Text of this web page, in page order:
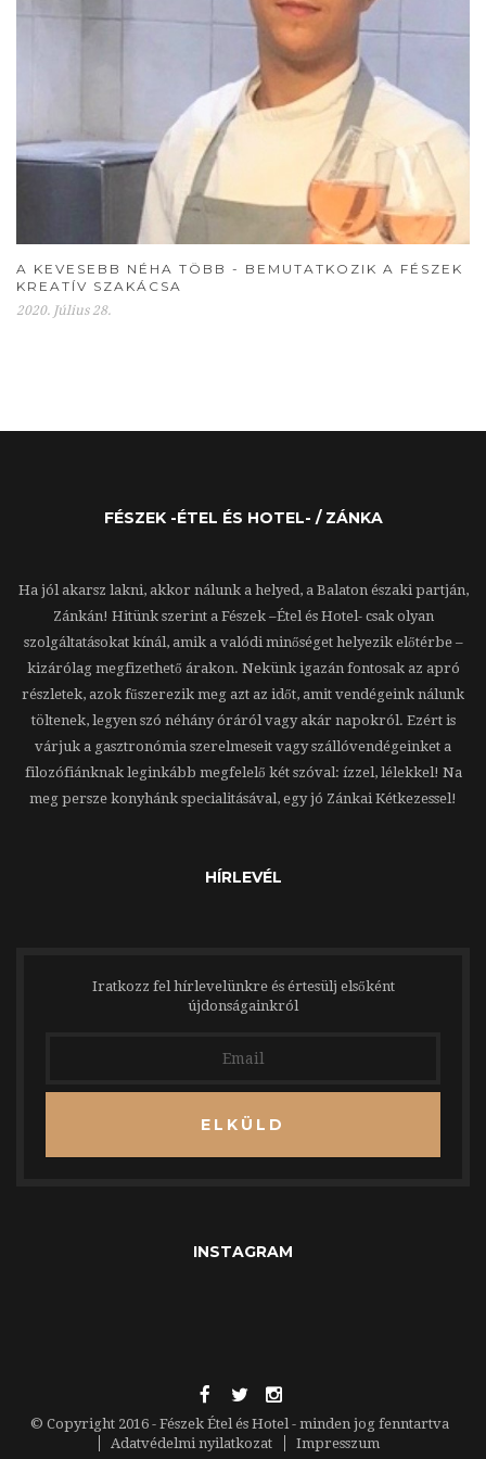
A KEVESEBB NÉHA TÖBB - BEMUTATKOZIK A FÉSZEK
KREATÍV SZAKÁCSA
2020. Július 28.
FÉSZEK -ÉTEL ÉS HOTEL- / ZÁNKA
Ha jól akarsz lakni, akkor nálunk a helyed, a Balaton északi partján,
Zánkán! Hitünk szerint a Fészek –Étel és Hotel- csak olyan
szolgáltatásokat kínál, amik a valódi minőséget helyezik előtérbe –
kizárólag megfizethető árakon. Nekünk igazán fontosak az apró
részletek, azok fűszerezik meg azt az időt, amit vendégeink nálunk
töltenek, legyen szó néhány óráról vagy akár napokról. Ezért is
várjuk a gasztronómia szerelmeseit vagy szállóvendégeinket a
filozófiánknak leginkább megfelelő két szóval: ízzel, lélekkel! Na
meg persze konyhánk specialitásával, egy jó Zánkai Kétkezessel!
HÍRLEVÉL
Iratkozz fel hírlevelünkre és értesülj elsőként
újdonságainkról
ELKÜLD
INSTAGRAM
© Copyright 2016 - Fészek Étel és Hotel - minden jog fenntartva
Adatvédelmi nyilatkozat
Impresszum